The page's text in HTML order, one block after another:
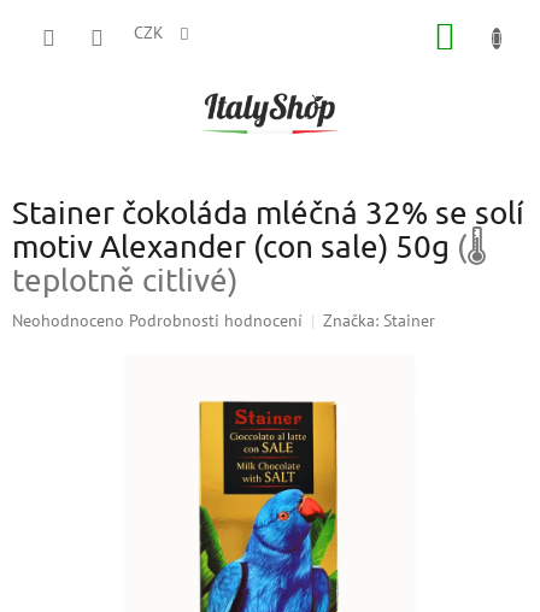
CZK
Stainer čokoláda mléčná 32% se solí
motiv Alexander (con sale) 50g (🌡
teplotně citlivé)
Průměrné
Neohodnoceno Podrobnosti hodnocení Značka: Stainer